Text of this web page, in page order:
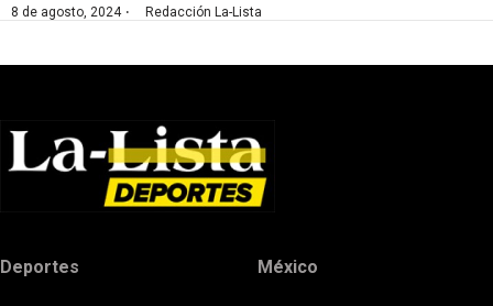
8 de agosto, 2024· Redacción La-Lista
Deportes México